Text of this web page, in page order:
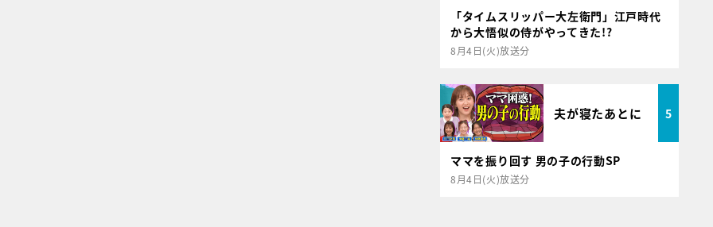
「タイムスリッパー大左衛門」江戸時代
から大悟似の侍がやってきた!?
8月4日(火)放送分
夫が寝たあとに 5
ママを振り回す 男の子の行動SP
8月4日(火)放送分